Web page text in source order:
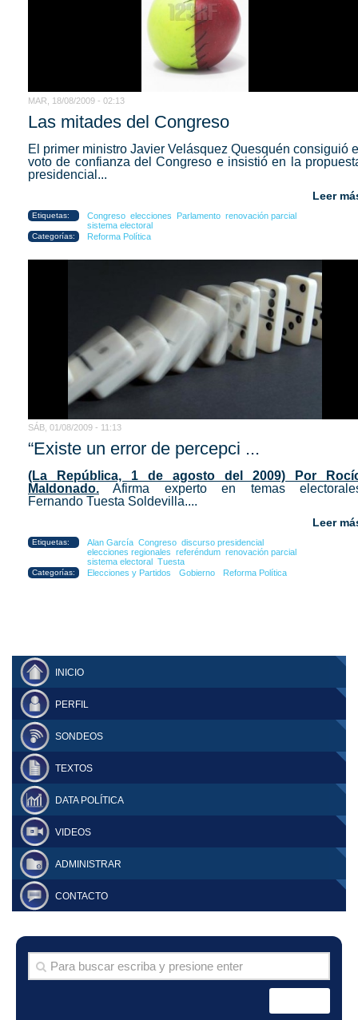
MAR, 18/08/2009 - 02:13
Las mitades del Congreso
El primer ministro Javier Velásquez Quesquén consiguió
voto de confianza del Congreso e insistió en la
presidencial...
Leer
Etiquetas: Congreso elecciones Parlamento renovación parcial
sistema electoral
Categorías: Reforma Política
SÁB, 01/08/2009 - 11:13
“Existe un error de percepci ...
(La República, 1 de agosto del 2009) Por
Maldonado. Afirma experto en temas
Fernando Tuesta Soldevilla....
Leer
Etiquetas: Alan García Congreso discurso presidencial
elecciones regionales referéndum renovación parcial
sistema electoral Tuesta
Categorías: Elecciones y Partidos Gobierno Reforma Política
INICIO
PERFIL
SONDEOS
TEXTOS
DATA POLÍTICA
VIDEOS
ADMINISTRAR
CONTACTO